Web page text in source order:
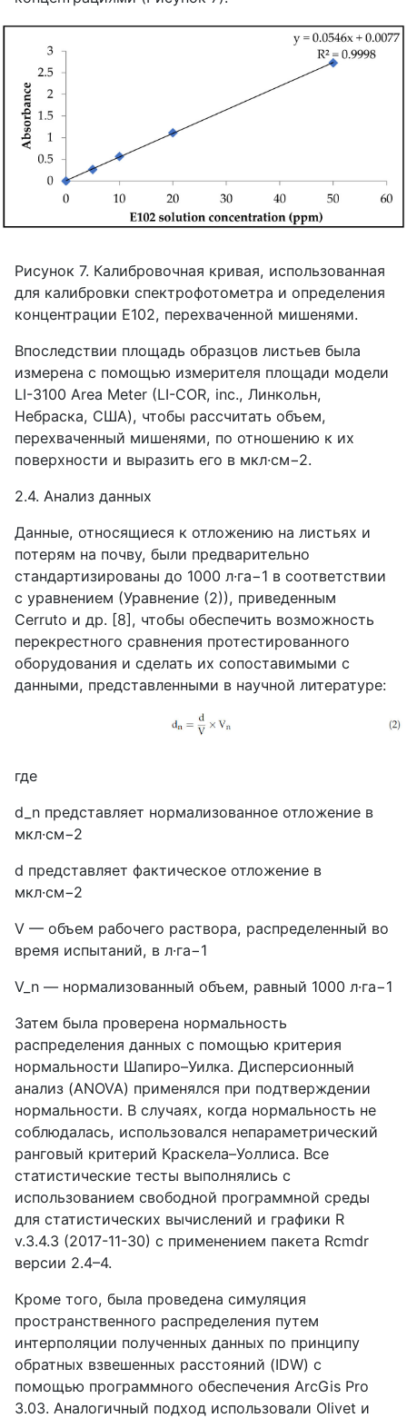
Рисунок 7. Калибровочная кривая, использованная
для калибровки спектрофотометра и определения
концентрации E102, перехваченной мишенями.
Впоследствии площадь образцов листьев была
измерена с помощью измерителя площади модели
LI-3100 Area Meter (LI-COR, inc., Линкольн,
Небраска, США), чтобы рассчитать объем,
перехваченный мишенями, по отношению к их
поверхности и выразить его в мкл·см−2.
2.4. Анализ данных
Данные, относящиеся к отложению на листьях и
потерям на почву, были предварительно
стандартизированы до 1000 л·га−1 в соответствии
с уравнением (Уравнение (2)), приведенным
Cerruto и др. [8], чтобы обеспечить возможность
перекрестного сравнения протестированного
оборудования и сделать их сопоставимыми с
данными, представленными в научной литературе:
где
d n представляет нормализованное отложение в
мкл·см−2
d представляет фактическое отложение в
мкл·см−2
V — объем рабочего раствора, распределенный во
время испытаний, в л·га−1
V_ n — нормализованный объем, равный 1000 л·га−1
Затем была проверена нормальность
распределения данных с помощью критерия
нормальности Шапиро–Уилка. Дисперсионный
анализ (ANOVA) применялся при подтверждении
нормальности. В случаях, когда нормальность не
соблюдалась, использовался непараметрический
ранговый критерий Краскела–Уоллиса. Все
статистические тесты выполнялись с
использованием свободной программной среды
для статистических вычислений и графики R
v.3.4.3 (2017-11-30) с применением пакета Rcmdr
версии 2.4–4.
Кроме того, была проведена симуляция
пространственного распределения путем
интерполяции полученных данных по принципу
обратных взвешенных расстояний (IDW) с
помощью программного обеспечения ArcGis Pro
3.03. Аналогичный подход использовали Olivet и